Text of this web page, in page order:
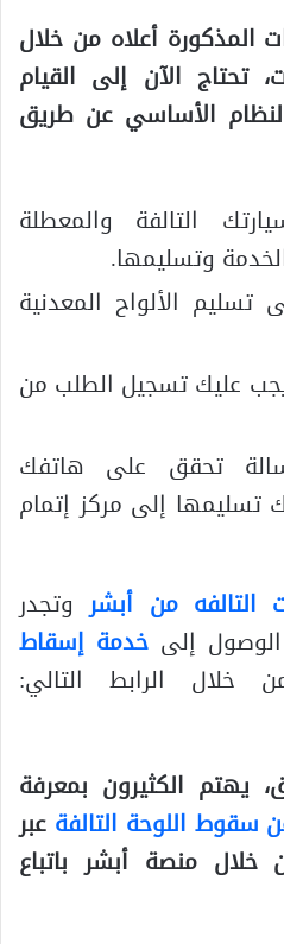
المذكورة أعلاه من خلال
تحتاج الآن إلى القيام
الأساسي عن طريق
التالفة والمعطلة
وتسليمها.
الألواح المعدنية
عليك تسجيل الطلب من
تحقق على هاتفك
تسليمها إلى مركز إتمام
التالفه من أبشر وتجدر
إلى خدمة إسقاط
خلال الرابط التالي:
يهتم الكثيرون بمعرفة
سقوط اللوحة التالفة عبر
خلال منصة أبشر باتباع